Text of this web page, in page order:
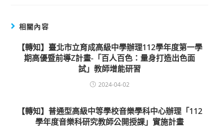
相關內容
【轉知】臺北市立育成高級中學辦理112學年度第一學
期高優暨前導Z計畫-「百人百色：量身打造出色面
試」教師增能研習
2024-04-02
【轉知】普通型高級中等學校音樂學科中心辦理「112
學年度音樂科研究教師公開授課」實施計畫